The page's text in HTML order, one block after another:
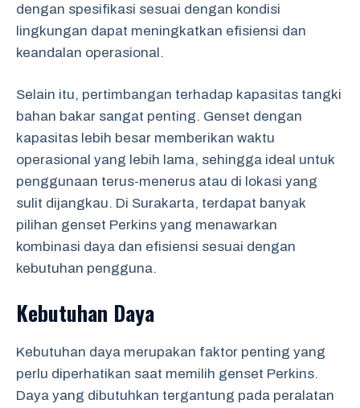
dengan spesifikasi sesuai dengan kondisi
lingkungan dapat meningkatkan efisiensi dan
keandalan operasional.
Selain itu, pertimbangan terhadap kapasitas tangki
bahan bakar sangat penting. Genset dengan
kapasitas lebih besar memberikan waktu
operasional yang lebih lama, sehingga ideal untuk
penggunaan terus-menerus atau di lokasi yang
sulit dijangkau. Di Surakarta, terdapat banyak
pilihan genset Perkins yang menawarkan
kombinasi daya dan efisiensi sesuai dengan
kebutuhan pengguna.
Kebutuhan Daya
Kebutuhan daya merupakan faktor penting yang
perlu diperhatikan saat memilih genset Perkins.
Daya yang dibutuhkan tergantung pada peralatan